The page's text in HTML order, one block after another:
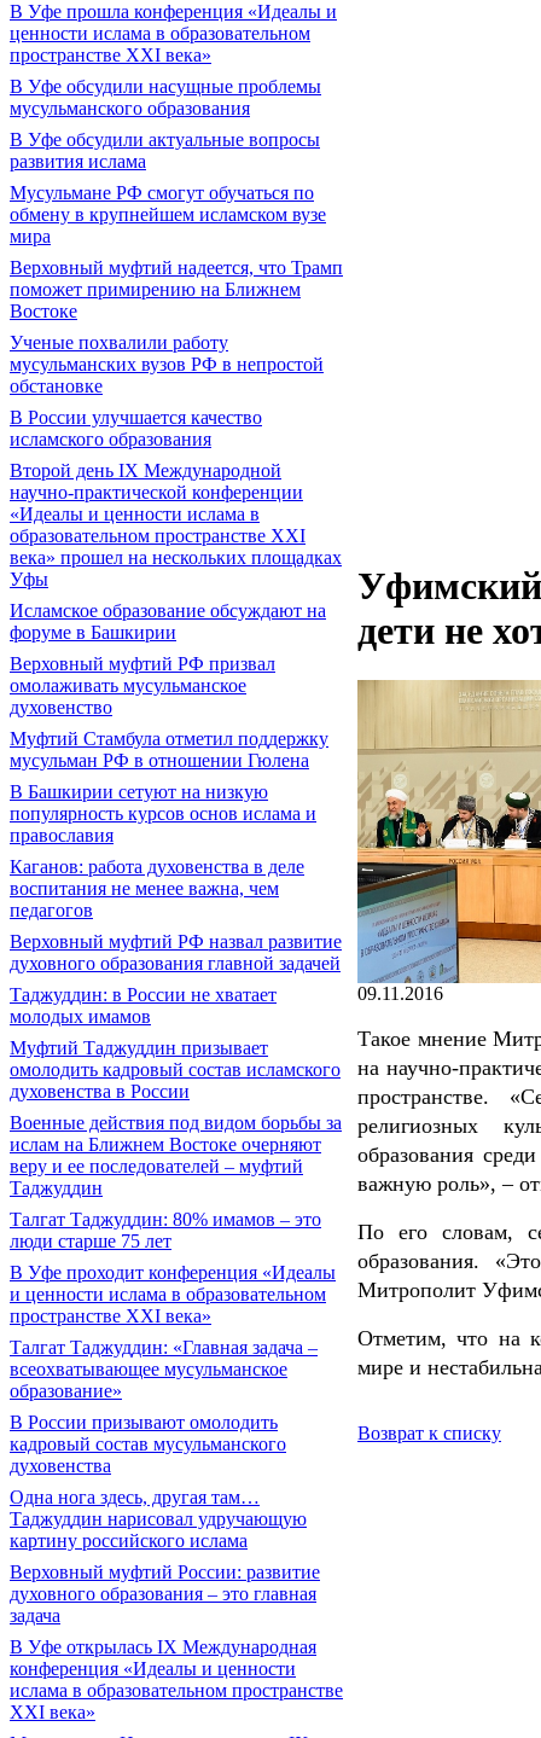
В Уфе прошла конференция «Идеалы и
ценности ислама в образовательном
пространстве XXI века»
В Уфе обсудили насущные проблемы
мусульманского образования
В Уфе обсудили актуальные вопросы
развития ислама
Мусульмане РФ смогут обучаться по
обмену в крупнейшем исламском вузе
мира
Верховный муфтий надеется, что Трамп
поможет примирению на Ближнем
Востоке
Ученые похвалили работу
мусульманских вузов РФ в непростой
обстановке
В России улучшается качество
исламского образования
Второй день IX Международной
научно-практической конференции
«Идеалы и ценности ислама в
образовательном пространстве XXI
века» прошел на нескольких площадках
Уфы
Исламское образование обсуждают на
форуме в Башкирии
Верховный муфтий РФ призвал
омолаживать мусульманское
духовенство
Муфтий Стамбула отметил поддержку
мусульман РФ в отношении Гюлена
В Башкирии сетуют на низкую
популярность курсов основ ислама и
православия
Каганов: работа духовенства в деле
воспитания не менее важна, чем
педагогов
Верховный муфтий РФ назвал развитие
духовного образования главной задачей
Таджуддин: в России не хватает
молодых имамов
Муфтий Таджуддин призывает
омолодить кадровый состав исламского
духовенства в России
Военные действия под видом борьбы за
ислам на Ближнем Востоке очерняют
веру и ее последователей – муфтий
Таджуддин
Талгат Таджуддин: 80% имамов – это
люди старше 75 лет
В Уфе проходит конференция «Идеалы
и ценности ислама в образовательном
пространстве XXI века»
Талгат Таджуддин: «Главная задача –
всеохватывающее мусульманское
образование»
В России призывают омолодить
кадровый состав мусульманского
духовенства
Одна нога здесь, другая там…
Таджуддин нарисовал удручающую
картину российского ислама
Верховный муфтий России: развитие
духовного образования – это главная
задача
В Уфе открылась IX Международная
конференция «Идеалы и ценности
ислама в образовательном пространстве
XXI века»
Уфимский
дети не
09.11.2016
Такое мнение
на научно-
пространстве.
религиозных
образования
важную роль», –
По его словам,
образования.
Митрополит
Отметим, что на
мире и
Возврат к списку